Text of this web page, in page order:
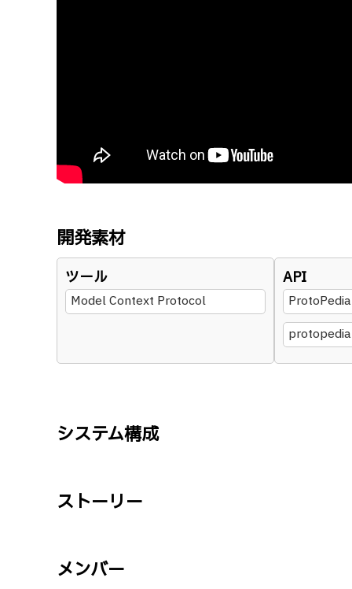
開発素材
ツール
Model Context Protocol
API
システム構成
ストーリー
メンバー